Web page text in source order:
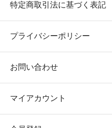
特定商取引法に基づく表記
プライバシーポリシー
お問い合わせ
マイアカウント